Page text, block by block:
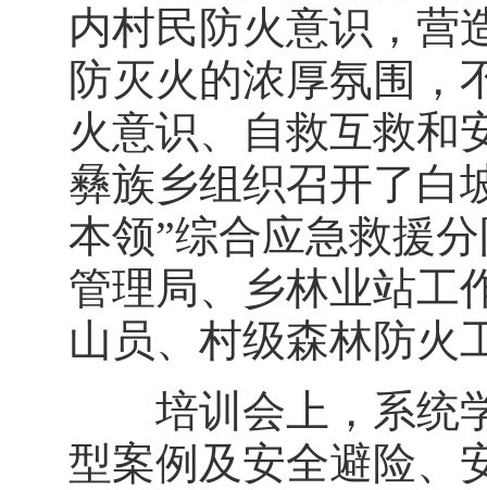
内村民防火意识，营
防灭火的浓厚氛围，
火意识、自救互救和
彝族乡组织召开了白
本领”综合应急救援
管理局、乡林业站工
山员、村级森林防火
培训会上，系统学
型案例及安全避险、